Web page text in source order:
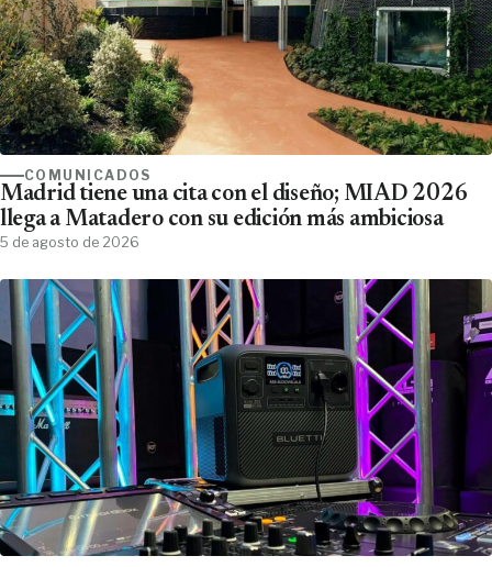
COMUNICADOS
Madrid tiene una cita con el diseño; MIAD 2026
llega a Matadero con su edición más ambiciosa
5 de agosto de 2026